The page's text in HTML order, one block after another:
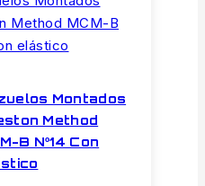
Montados
Method
B Nº14 Con